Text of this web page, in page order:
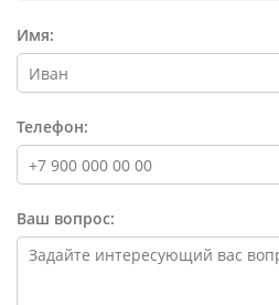
Имя:
Телефон:
Ваш вопрос: